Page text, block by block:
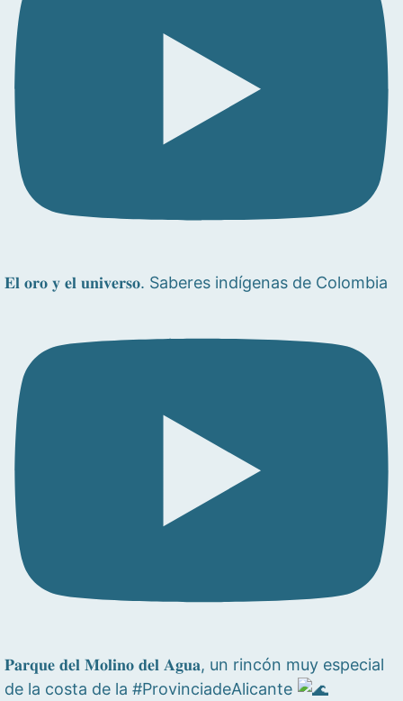
𝐄𝐥 𝐨𝐫𝐨 𝐲 𝐞𝐥 𝐮𝐧𝐢𝐯𝐞𝐫𝐬𝐨. Saberes indígenas de Colombia
𝐏𝐚𝐫𝐪𝐮𝐞 𝐝𝐞𝐥 𝐌𝐨𝐥𝐢𝐧𝐨 𝐝𝐞𝐥 𝐀𝐠𝐮𝐚, un rincón muy especial
de la costa de la #ProvinciadeAlicante